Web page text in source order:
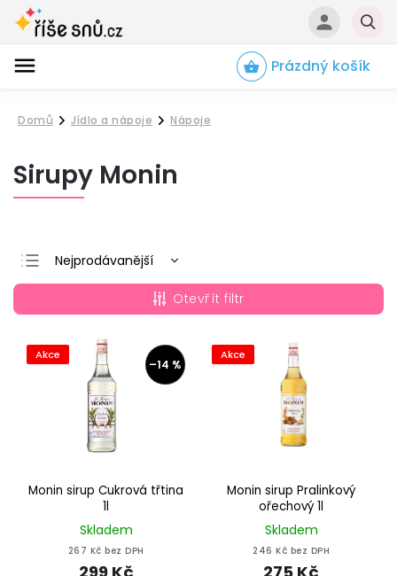
Prázdný košík
Domů
/
Jídlo a nápoje
/
Nápoje
Sirupy Monin
Nejprodávanější
Nejlevnější
Nejdražší
Abecedně
Otevřít filtr
Akce
–14 %
Monin sirup Cukrová třtina
1l
Skladem
267 Kč bez DPH
Akce
Monin sirup Pralinkový
ořechový 1l
Skladem
246 Kč bez DPH